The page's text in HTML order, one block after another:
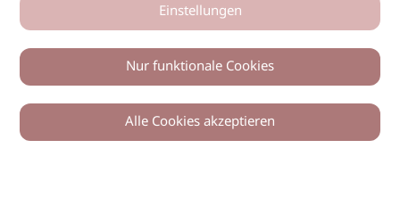
Einstellungen
Nur funktionale Cookies
Alle Cookies akzeptieren